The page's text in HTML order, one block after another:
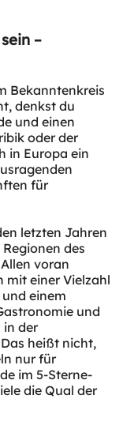
–
Bekanntenkreis
denkst du
und einen
oder der
in Europa ein
für
letzten Jahren
des
voran
mit einer Vielzahl
einem
und
in der
heißt nicht,
nur für
im 5-Sterne-
die Qual der